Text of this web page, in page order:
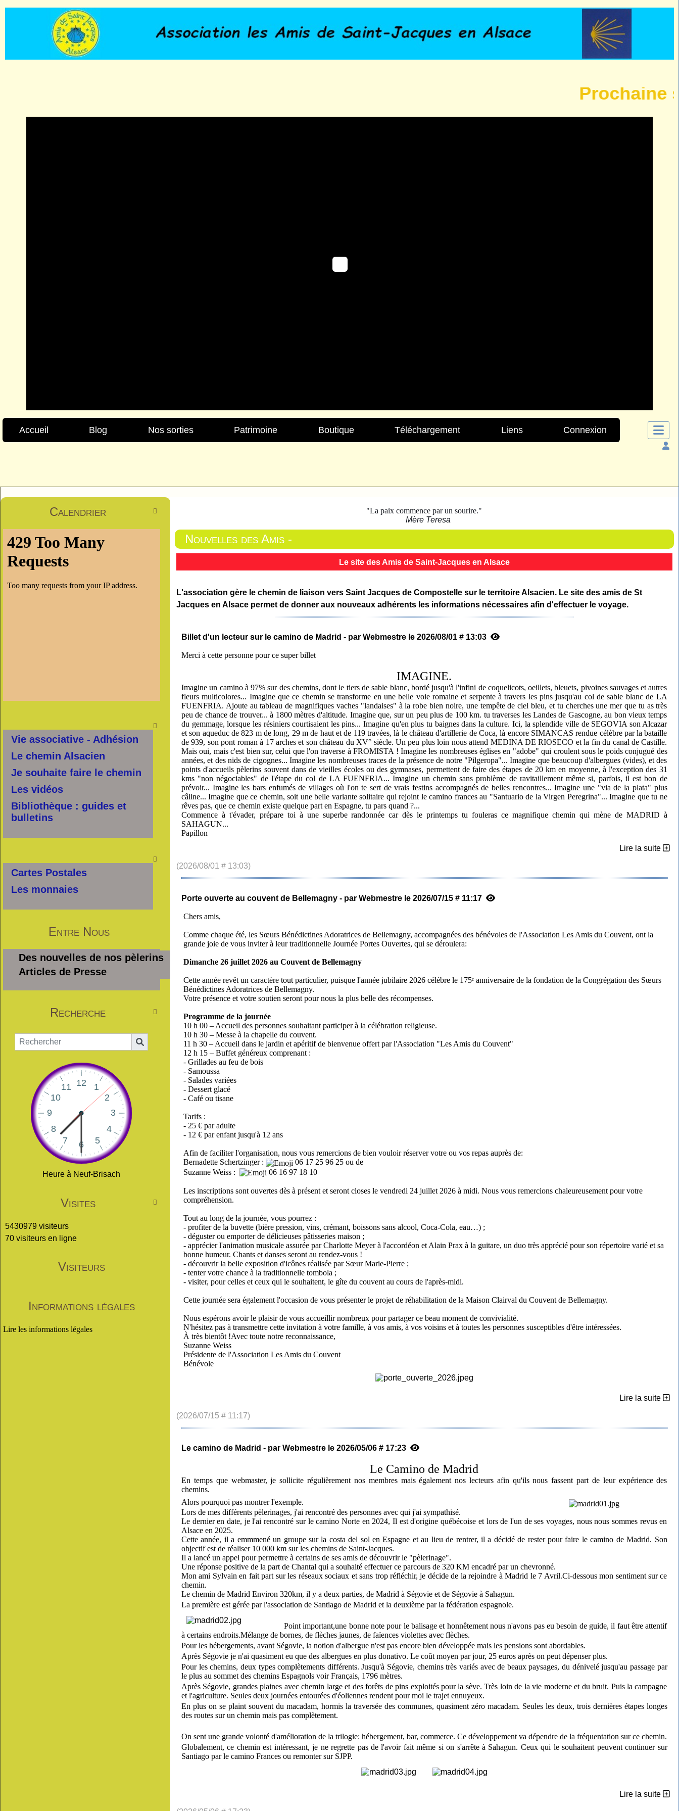
Prochaine
Accueil Blog Nos sorties Patrimoine Boutique Téléchargement Liens Connexion

Calendrier

Vie associative - Adhésion
Le chemin Alsacien
Je souhaite faire le chemin
Les vidéos
Bibliothèque : guides et
bulletins

Cartes Postales
Les monnaies
Entre Nous
Des nouvelles de nos pèlerins
Articles de Presse

Recherche
Heure à Neuf-Brisach

Visites
5430979 visiteurs
70 visiteurs en ligne
Visiteurs
Informations légales
Lire les informations légales
"La paix commence par un sourire."
Mère Teresa
Nouvelles des Amis -
Le site des Amis de Saint-Jacques en Alsace
L'association gère le chemin de liaison vers Saint Jacques de Compostelle sur le territoire Alsacien. Le site des amis de St
Jacques en Alsace permet de donner aux nouveaux adhérents les informations nécessaires afin d'effectuer le voyage.
Billet d'un lecteur sur le camino de Madrid - par Webmestre le 2026/08/01 # 13:03
Merci à cette personne pour ce super billet
IMAGINE.
Imagine un camino à 97% sur des chemins, dont le tiers de sable blanc, bordé jusqu'à l'infini de coquelicots, oeillets, bleuets, pivoines sauvages et autres
fleurs multicolores... Imagine que ce chemin se transforme en une belle voie romaine et serpente à travers les pins jusqu'au col de sable blanc de LA
FUENFRIA. Ajoute au tableau de magnifiques vaches "landaises" à la robe bien noire, une tempête de ciel bleu, et tu cherches une mer que tu as très
peu de chance de trouver... à 1800 mètres d'altitude. Imagine que, sur un peu plus de 100 km. tu traverses les Landes de Gascogne, au bon vieux temps
du gemmage, lorsque les résiniers courtisaient les pins... Imagine qu'en plus tu baignes dans la culture. Ici, la splendide ville de SEGOVIA son Alcazar
et son aqueduc de 823 m de long, 29 m de haut et de 119 travées, là le château d'artillerie de Coca, là encore SIMANCAS rendue célèbre par la bataille
de 939, son pont roman à 17 arches et son château du XV° siècle. Un peu plus loin nous attend MEDINA DE RIOSECO et la fin du canal de Castille.
Mais oui, mais c'est bien sur, celui que l'on traverse à FROMISTA ! Imagine les nombreuses églises en "adobe" qui croulent sous le poids conjugué des
années, et des nids de cigognes... Imagine les nombreuses traces de la présence de notre "Pilgeropa"... Imagine que beaucoup d'albergues (vides), et des
points d'accueils pèlerins souvent dans de vieilles écoles ou des gymnases, permettent de faire des étapes de 20 km en moyenne, à l'exception des 31
kms "non négociables" de l'étape du col de LA FUENFRIA... Imagine un chemin sans problème de ravitaillement même si, parfois, il est bon de
prévoir... Imagine les bars enfumés de villages où l'on te sert de vrais festins accompagnés de belles rencontres... Imagine une "via de la plata" plus
câline... Imagine que ce chemin, soit une belle variante solitaire qui rejoint le camino frances au "Santuario de la Virgen Peregrina"... Imagine que tu ne
rêves pas, que ce chemin existe quelque part en Espagne, tu pars quand ?...
Commence à t'évader, prépare toi à une superbe randonnée car dès le printemps tu fouleras ce magnifique chemin qui mène de MADRID à
SAHAGUN...
Papillon
Lire la suite
(2026/08/01 # 13:03)
Porte ouverte au couvent de Bellemagny - par Webmestre le 2026/07/15 # 11:17
Chers amis,
Comme chaque été, les Sœurs Bénédictines Adoratrices de Bellemagny, accompagnées des bénévoles de l'Association Les Amis du Couvent, ont la
grande joie de vous inviter à leur traditionnelle Journée Portes Ouvertes, qui se déroulera:
Dimanche 26 juillet 2026 au Couvent de Bellemagny
Cette année revêt un caractère tout particulier, puisque l'année jubilaire 2026 célèbre le 175ᵉ anniversaire de la fondation de la Congrégation des Sœurs
Bénédictines Adoratrices de Bellemagny.
Votre présence et votre soutien seront pour nous la plus belle des récompenses.
Programme de la journée
10 h 00 – Accueil des personnes souhaitant participer à la célébration religieuse.
10 h 30 – Messe à la chapelle du couvent.
11 h 30 – Accueil dans le jardin et apéritif de bienvenue offert par l'Association "Les Amis du Couvent"
12 h 15 – Buffet généreux comprenant :
- Grillades au feu de bois
- Samoussa
- Salades variées
- Dessert glacé
- Café ou tisane
Tarifs :
- 25 € par adulte
- 12 € par enfant jusqu'à 12 ans
Afin de faciliter l'organisation, nous vous remercions de bien vouloir réserver votre ou vos repas auprès de:
Bernadette Schertzinger :
06 17 25 96 25 ou de
Suzanne Weiss :
06 16 97 18 10
Les inscriptions sont ouvertes dès à présent et seront closes le vendredi 24 juillet 2026 à midi. Nous vous remercions chaleureusement pour votre
compréhension.
Tout au long de la journée, vous pourrez :
- profiter de la buvette (bière pression, vins, crémant, boissons sans alcool, Coca-Cola, eau…) ;
- déguster ou emporter de délicieuses pâtisseries maison ;
- apprécier l'animation musicale assurée par Charlotte Meyer à l'accordéon et Alain Prax à la guitare, un duo très apprécié pour son répertoire varié et sa
bonne humeur. Chants et danses seront au rendez-vous !
- découvrir la belle exposition d'icônes réalisée par Sœur Marie-Pierre ;
- tenter votre chance à la traditionnelle tombola ;
- visiter, pour celles et ceux qui le souhaitent, le gîte du couvent au cours de l'après-midi.
Cette journée sera également l'occasion de vous présenter le projet de réhabilitation de la Maison Clairval du Couvent de Bellemagny.
Nous espérons avoir le plaisir de vous accueillir nombreux pour partager ce beau moment de convivialité.
N'hésitez pas à transmettre cette invitation à votre famille, à vos amis, à vos voisins et à toutes les personnes susceptibles d'être intéressées.
À très bientôt !Avec toute notre reconnaissance,
Suzanne Weiss
Présidente de l'Association Les Amis du Couvent
Bénévole
Lire la suite
(2026/07/15 # 11:17)
Le camino de Madrid - par Webmestre le 2026/05/06 # 17:23
Le Camino de Madrid
En temps que webmaster, je sollicite régulièrement nos membres mais également nos lecteurs afin qu'ils nous fassent part de leur expérience des
chemins.
Alors pourquoi pas montrer l'exemple.
Lors de mes différents pèlerinages, j'ai rencontré des personnes avec qui j'ai sympathisé.
Le dernier en date, je l'ai rencontré sur le camino Norte en 2024, Il est d'origine québécoise et lors de l'un de ses voyages, nous nous sommes revus en
Alsace en 2025.
Cette année, il a emmmené un groupe sur la costa del sol en Espagne et au lieu de rentrer, il a décidé de rester pour faire le camino de Madrid. Son
objectif est de réaliser 10 000 km sur les chemins de Saint-Jacques.
Il a lancé un appel pour permettre à certains de ses amis de découvrir le "pèlerinage".
Une réponse positive de la part de Chantal qui a souhaité effectuer ce parcours de 320 KM encadré par un chevronné.
Mon ami Sylvain en fait part sur les réseaux sociaux et sans trop réfléchir, je décide de la rejoindre à Madrid le 7 Avril.Ci-dessous mon sentiment sur ce
chemin.
Le chemin de Madrid Environ 320km, il y a deux parties, de Madrid à Ségovie et de Ségovie à Sahagun.
La première est gérée par l'association de Santiago de Madrid et la deuxième par la fédération espagnole.
Point important,une bonne note pour le balisage et honnêtement nous n'avons pas eu besoin de guide, il faut être attentif
à certains endroits.Mélange de bornes, de flèches jaunes, de faïences violettes avec flèches.
Pour les hébergements, avant Ségovie, la notion d'albergue n'est pas encore bien développée mais les pensions sont abordables.
Après Ségovie je n'ai quasiment eu que des albergues en plus donativo. Le coût moyen par jour, 25 euros après on peut dépenser plus.
Pour les chemins, deux types complètements différents. Jusqu'à Ségovie, chemins très variés avec de beaux paysages, du dénivelé jusqu'au passage par
le plus au sommet des chemins Espagnols voir Français, 1796 mètres.
Après Ségovie, grandes plaines avec chemin large et des forêts de pins exploités pour la sève. Très loin de la vie moderne et du bruit. Puis la campagne
et l'agriculture. Seules deux journées entourées d'éoliennes rendent pour moi le trajet ennuyeux.
En plus on se plaint souvent du macadam, hormis la traversée des communes, quasiment zéro macadam. Seules les deux, trois dernières étapes longes
des routes sur un chemin mais pas complètement.
On sent une grande volonté d'amélioration de la trilogie: hébergement, bar, commerce. Ce développement va dépendre de la fréquentation sur ce chemin.
Globalement, ce chemin est intéressant, je ne regrette pas de l'avoir fait même si on s'arrête à Sahagun. Ceux qui le souhaitent peuvent continuer sur
Santiago par le camino Frances ou remonter sur SJPP.
Lire la suite